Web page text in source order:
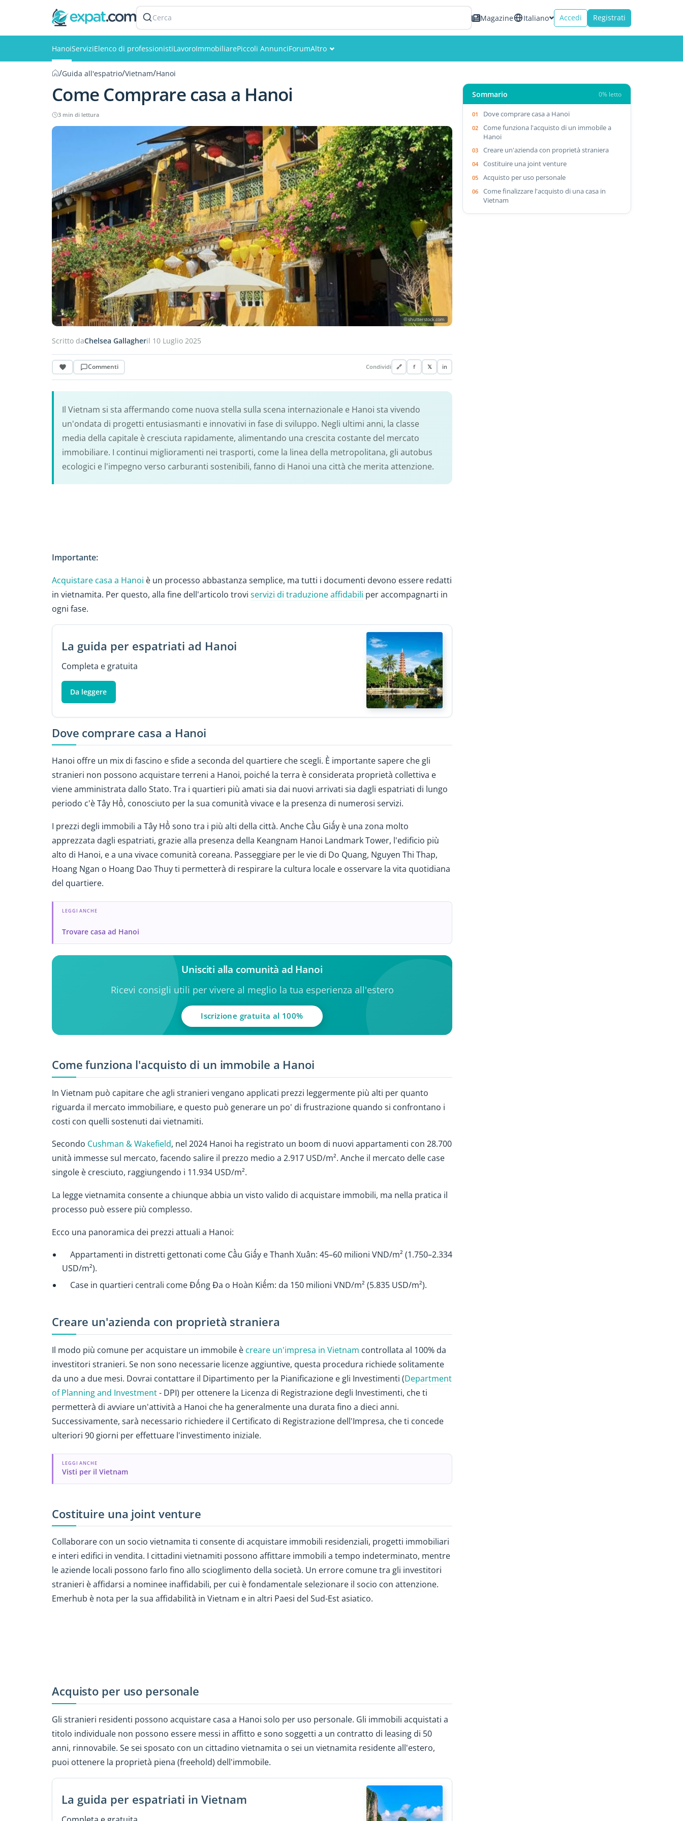
Cerca Magazine Italiano Accedi Registrati
HanoiServiziElenco di professionistiLavoroImmobiliarePiccoli AnnunciForumAltro
/Guida all'espatrio/Vietnam/Hanoi
Come Comprare casa a Hanoi
3 min di lettura
© shutterstock.com
Scritto daChelsea Gallagheril 10 Luglio 2025
Commenti Condividi 🔗 f 𝕏 in
Il Vietnam si sta affermando come nuova stella sulla scena internazionale e Hanoi sta vivendo
un'ondata di progetti entusiasmanti e innovativi in fase di sviluppo. Negli ultimi anni, la classe
media della capitale è cresciuta rapidamente, alimentando una crescita costante del mercato
immobiliare. I continui miglioramenti nei trasporti, come la linea della metropolitana, gli autobus
ecologici e l'impegno verso carburanti sostenibili, fanno di Hanoi una città che merita attenzione.
Importante:
Acquistare casa a Hanoi è un processo abbastanza semplice, ma tutti i documenti devono essere redatti
in vietnamita. Per questo, alla fine dell'articolo trovi servizi di traduzione affidabili per accompagnarti in
ogni fase.
La guida per espatriati ad Hanoi
Completa e gratuita
Da leggere
Dove comprare casa a Hanoi
Hanoi offre un mix di fascino e sfide a seconda del quartiere che scegli. È importante sapere che gli
stranieri non possono acquistare terreni a Hanoi, poiché la terra è considerata proprietà collettiva e
viene amministrata dallo Stato. Tra i quartieri più amati sia dai nuovi arrivati sia dagli espatriati di lungo
periodo c'è Tây Hồ, conosciuto per la sua comunità vivace e la presenza di numerosi servizi.
I prezzi degli immobili a Tây Hồ sono tra i più alti della città. Anche Cầu Giấy è una zona molto
apprezzata dagli espatriati, grazie alla presenza della Keangnam Hanoi Landmark Tower, l'edificio più
alto di Hanoi, e a una vivace comunità coreana. Passeggiare per le vie di Do Quang, Nguyen Thi Thap,
Hoang Ngan o Hoang Dao Thuy ti permetterà di respirare la cultura locale e osservare la vita quotidiana
del quartiere.
LEGGI ANCHE
Trovare casa ad Hanoi
Unisciti alla comunità ad Hanoi
Ricevi consigli utili per vivere al meglio la tua esperienza all'estero
Iscrizione gratuita al 100%
Come funziona l'acquisto di un immobile a Hanoi
In Vietnam può capitare che agli stranieri vengano applicati prezzi leggermente più alti per quanto
riguarda il mercato immobiliare, e questo può generare un po' di frustrazione quando si confrontano i
costi con quelli sostenuti dai vietnamiti.
Secondo Cushman & Wakefield, nel 2024 Hanoi ha registrato un boom di nuovi appartamenti con 28.700
unità immesse sul mercato, facendo salire il prezzo medio a 2.917 USD/m². Anche il mercato delle case
singole è cresciuto, raggiungendo i 11.934 USD/m².
La legge vietnamita consente a chiunque abbia un visto valido di acquistare immobili, ma nella pratica il
processo può essere più complesso.
Ecco una panoramica dei prezzi attuali a Hanoi:
Appartamenti in distretti gettonati come Cầu Giấy e Thanh Xuân: 45–60 milioni VND/m² (1.750–2.334
USD/m²).
Case in quartieri centrali come Đống Đa o Hoàn Kiếm: da 150 milioni VND/m² (5.835 USD/m²).
Creare un'azienda con proprietà straniera
Il modo più comune per acquistare un immobile è creare un'impresa in Vietnam controllata al 100% da
investitori stranieri. Se non sono necessarie licenze aggiuntive, questa procedura richiede solitamente
da uno a due mesi. Dovrai contattare il Dipartimento per la Pianificazione e gli Investimenti (Department
of Planning and Investment- DPI) per ottenere la Licenza di Registrazione degli Investimenti, che ti
permetterà di avviare un'attività a Hanoi che ha generalmente una durata fino a dieci anni.
Successivamente, sarà necessario richiedere il Certificato di Registrazione dell'Impresa, che ti concede
ulteriori 90 giorni per effettuare l'investimento iniziale.
LEGGI ANCHE
Visti per il Vietnam
Costituire una joint venture
Collaborare con un socio vietnamita ti consente di acquistare immobili residenziali, progetti immobiliari
e interi edifici in vendita. I cittadini vietnamiti possono affittare immobili a tempo indeterminato, mentre
le aziende locali possono farlo fino allo scioglimento della società. Un errore comune tra gli investitori
stranieri è affidarsi a nominee inaffidabili, per cui è fondamentale selezionare il socio con attenzione.
Emerhub è nota per la sua affidabilità in Vietnam e in altri Paesi del Sud-Est asiatico.
Acquisto per uso personale
Gli stranieri residenti possono acquistare casa a Hanoi solo per uso personale. Gli immobili acquistati a
titolo individuale non possono essere messi in affitto e sono soggetti a un contratto di leasing di 50
anni, rinnovabile. Se sei sposato con un cittadino vietnamita o sei un vietnamita residente all'estero,
puoi ottenere la proprietà piena (freehold) dell'immobile.
La guida per espatriati in Vietnam
Sommario 0% letto
Dove comprare casa a Hanoi
Come funziona l'acquisto di un immobile a
Hanoi
Creare un'azienda con proprietà straniera
Costituire una joint venture
Acquisto per uso personale
Come finalizzare l'acquisto di una casa in
Vietnam